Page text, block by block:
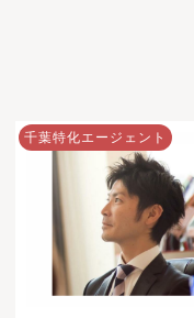
千葉特化エージェント